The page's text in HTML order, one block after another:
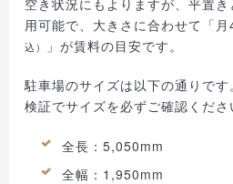
空き状況にもよりますが、平置
用可能で、大きさに合わせて「
込）
」が賃料の目安です。
駐車場のサイズは以下の通りで
検証でサイズを必ずご確認くださ
全長：5,050mm
全幅：1,950mm